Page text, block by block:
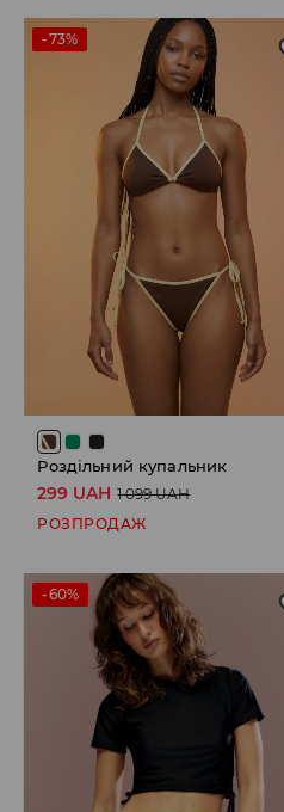
-73%
Роздільний купальник
299 UAH 1 099 UAH
РОЗПРОДАЖ
-60%